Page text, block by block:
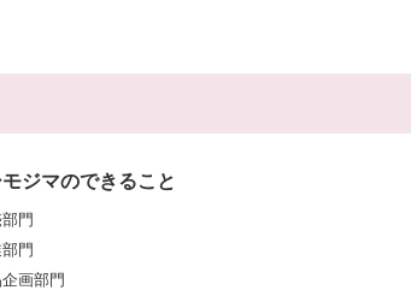
ジマのできること
門
門
画部門